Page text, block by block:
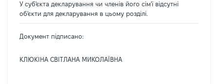
У суб'єкта декларування чи членів його сім'ї відсутні
об'єкти для декларування в цьому розділі.
Документ підписано:
КЛЮКІНА СВІТЛАНА МИКОЛАЇВНА